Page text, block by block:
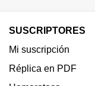
SUSCRIPTORES
Mi suscripción
Réplica en PDF